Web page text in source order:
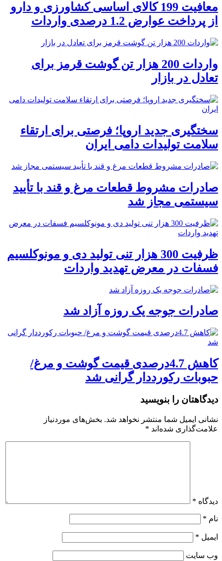
معافیت 199 کالای اساسی کشاورزی و دارو
از پرداخت عوارض 1.2 درصدی واردات
واردات 200 هزار تن گوشت قرمز برای
تعادل در بازار
سختگیری جدید اروپا؛ فرصتی برای ارتقاء
سلامت تولیدات دامی ایران
صادرات مشروط قطعات مرغ و قند با تأیید
سیستمی مجاز شد
ظرفیت 300 هزار تنی تولید دی و مونوکلسیم
فسفات در معرض تهدید واردات
صادرات جوجه یک روزه آزاد شد
کاهش 4.7درصدی قیمت گوشت و مرغ/
حبوبات رکورددار گرانی شد
دیدگاهتان را بنویسید
نشانی ایمیل شما منتشر نخواهد شد. بخش‌های موردنیاز
علامت‌گذاری شده‌اند *
دیدگاه *
نام *
ایمیل *
وب‌ سایت